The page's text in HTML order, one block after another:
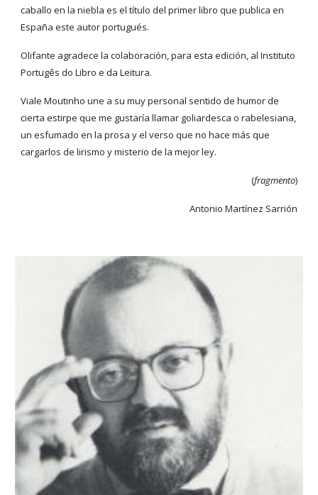
caballo en la niebla es el título del primer libro que publica en
España este autor portugués.
Olifante agradece la colaboración, para esta edición, al Instituto
Portugês do Libro e da Leitura.
Viale Moutinho une a su muy personal sentido de humor de
cierta estirpe que me gustaría llamar goliardesca o rabelesiana,
un esfumado en la prosa y el verso que no hace más que
cargarlos de lirismo y misterio de la mejor ley.
(fragmento)
Antonio Martínez Sarrión